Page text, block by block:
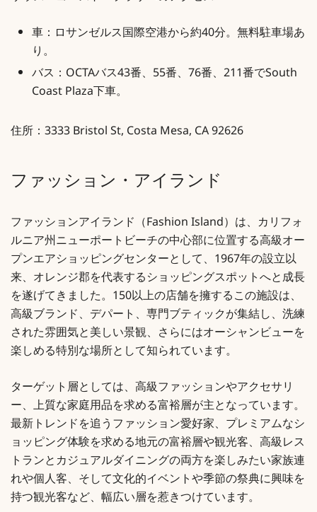
車：ロサンゼルス国際空港から約40分。無料駐車場あ
り。
バス：OCTAバス43番、55番、76番、211番でSouth
Coast Plaza下車。
住所：3333 Bristol St, Costa Mesa, CA 92626
ファッション・アイランド
ファッションアイランド（Fashion Island）は、カリフォ
ルニア州ニューポートビーチの中心部に位置する高級オー
プンエアショッピングセンターとして、1967年の設立以
来、オレンジ郡を代表するショッピングスポットへと成長
を遂げてきました。150以上の店舗を擁するこの施設は、
高級ブランド、デパート、専門ブティックが集結し、洗練
された雰囲気と美しい景観、さらにはオーシャンビューを
楽しめる特別な場所として知られています。
ターゲット層としては、高級ファッションやアクセサリ
ー、上質な家庭用品を求める富裕層が主となっています。
最新トレンドを追うファッション愛好家、プレミアムなシ
ョッピング体験を求める地元の富裕層や観光客、高級レス
トランとカジュアルダイニングの両方を楽しみたい家族連
れや個人客、そして文化的イベントや季節の祭典に興味を
持つ観光客など、幅広い層を惹きつけています。